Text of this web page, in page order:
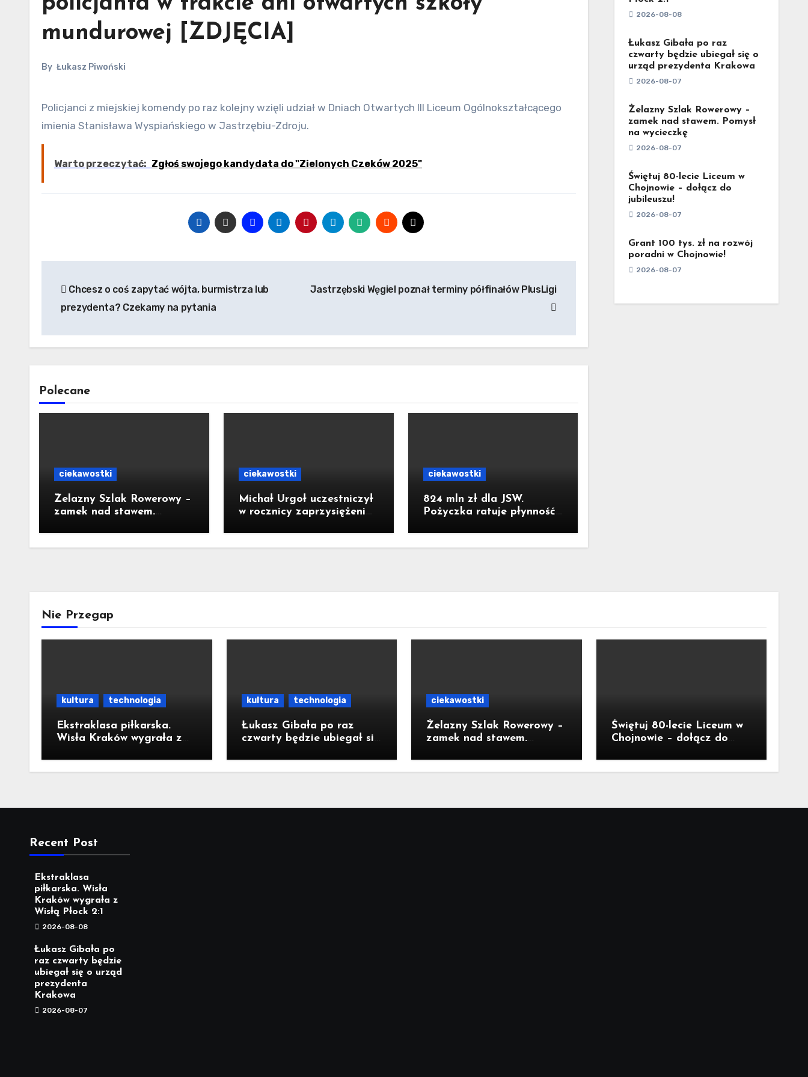
mundurowej [ZDJĘCIA]
By Łukasz Piwoński
Policjanci z miejskiej komendy po raz kolejny wzięli udział w Dniach Otwartych III Liceum Ogólnokształcącego
imienia Stanisława Wyspiańskiego w Jastrzębiu-Zdroju.
Warto przeczytać: Zgłoś swojego kandydata do "Zielonych Czeków 2025"
wpisu
Chcesz o coś zapytać wójta, burmistrza lub
prezydenta? Czekamy na pytania
Jastrzębski Węgiel poznał terminy półfinałów PlusLigi
Polecane
ciekawostki
Żelazny Szlak Rowerowy –
zamek nad stawem.
ciekawostki
Michał Urgoł uczestniczył
w rocznicy zaprzysiężenia
Nawrockiego
ciekawostki
824 mln zł dla JSW.
Pożyczka ratuje płynność,
2026-08-08
Łukasz Gibała po raz
czwarty będzie ubiegał się o
urząd prezydenta Krakowa
2026-08-07
Żelazny Szlak Rowerowy –
zamek nad stawem. Pomysł
na wycieczkę
2026-08-07
Świętuj 80-lecie Liceum w
Chojnowie – dołącz do
jubileuszu!
2026-08-07
Grant 100 tys. zł na rozwój
poradni w Chojnowie!
2026-08-07
Nie Przegap
kultura technologia
Ekstraklasa piłkarska.
Wisła Kraków wygrała z
kultura technologia
Łukasz Gibała po raz
czwarty będzie ubiegał się
Krakowa
ciekawostki
Żelazny Szlak Rowerowy –
zamek nad stawem.
Świętuj 80-lecie Liceum w
Chojnowie – dołącz do
Recent Post
Ekstraklasa
piłkarska. Wisła
Kraków wygrała z
Wisłą Płock 2:1
2026-08-08
Łukasz Gibała po
raz czwarty będzie
ubiegał się o urząd
prezydenta
Krakowa
2026-08-07